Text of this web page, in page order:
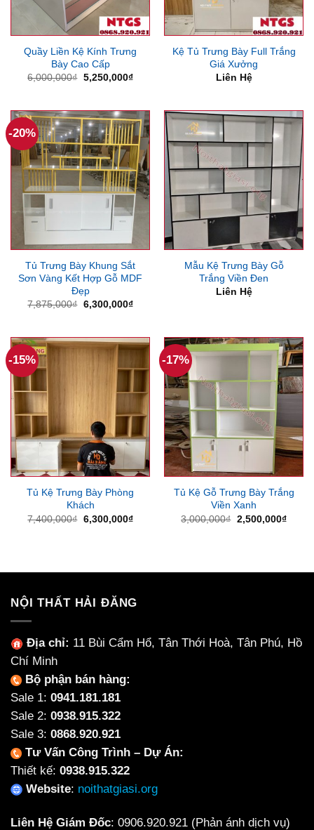
Quầy Liền Kệ Kính Trưng
Bày Cao Cấp
6,000,000₫ Giá
5,250,000₫Giá
5,250,000₫.
Kệ Tủ Trưng Bày Full Trắng
Giá Xưởng
Liên Hệ
-20%
Tủ Trưng Bày Khung Sắt
Sơn Vàng Kết Hợp Gỗ MDF
Đẹp
7,875,000₫ Giá
6,300,000₫Giá
6,300,000₫.
Mẫu Kệ Trưng Bày Gỗ
Trắng Viền Đen
Liên Hệ
-15%
Tủ Kệ Trưng Bày Phòng
Khách
7,400,000₫ Giá
gốc
6,300,000₫Giá
-17%
Tủ Kệ Gỗ Trưng Bày Trắng
Viền Xanh
3,000,000₫ Giá
gốc
2,500,000₫Giá
NỘI THẤT HẢI ĐĂNG
Địa chỉ: 11 Bùi Cẩm Hổ, Tân Thới Hoà, Tân Phú, Hồ
Chí Minh
Bộ phận bán hàng:
Sale 1: 0941.181.181
Sale 2: 0938.915.322
Sale 3: 0868.920.921
Tư Vấn Công Trình – Dự Án:
Thiết kế: 0938.915.322
Website: noithatgiasi.org
Liên Hệ Giám Đốc: 0906.920.921 (Phản ánh dịch vụ)